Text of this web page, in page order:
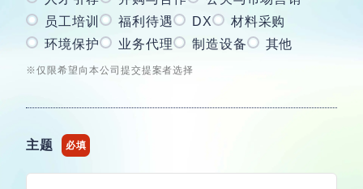
员工培训
福利待遇 DX
材料采购
环境保护
业务代理 制造设备 其他
※仅限希望向本公司提交提案者选择
主题 必填